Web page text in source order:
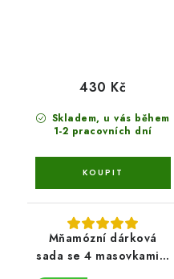
Skladem, u vás během
1-2 pracovních dní
430 Kč
Mňamózní dárková
sada se 4 masovkami a